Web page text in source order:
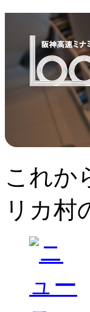
これか
リカ村